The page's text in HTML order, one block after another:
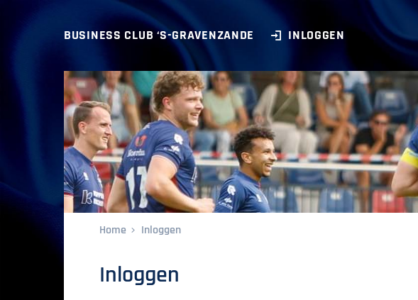
BUSINESS CLUB ‘S-GRAVENZANDE INLOGGEN
Home Inloggen
Inloggen